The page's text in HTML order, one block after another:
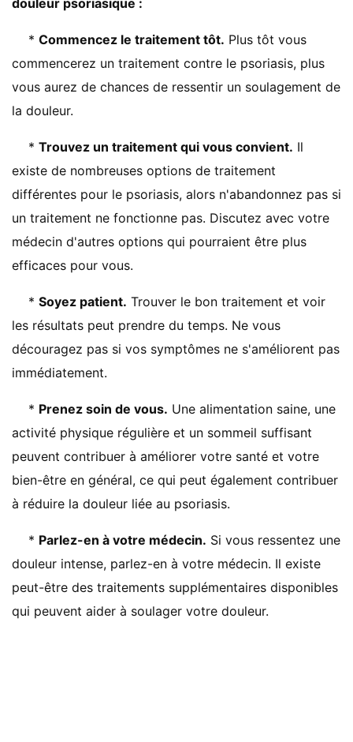
douleur psoriasique :
* Commencez le traitement tôt. Plus tôt vous
commencerez un traitement contre le psoriasis, plus
vous aurez de chances de ressentir un soulagement de
la douleur.
* Trouvez un traitement qui vous convient. Il
existe de nombreuses options de traitement
différentes pour le psoriasis, alors n'abandonnez pas si
un traitement ne fonctionne pas. Discutez avec votre
médecin d'autres options qui pourraient être plus
efficaces pour vous.
* Soyez patient. Trouver le bon traitement et voir
les résultats peut prendre du temps. Ne vous
découragez pas si vos symptômes ne s'améliorent pas
immédiatement.
* Prenez soin de vous. Une alimentation saine, une
activité physique régulière et un sommeil suffisant
peuvent contribuer à améliorer votre santé et votre
bien-être en général, ce qui peut également contribuer
à réduire la douleur liée au psoriasis.
* Parlez-en à votre médecin. Si vous ressentez une
douleur intense, parlez-en à votre médecin. Il existe
peut-être des traitements supplémentaires disponibles
qui peuvent aider à soulager votre douleur.